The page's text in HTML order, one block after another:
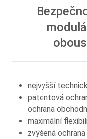
nejvyšší
patentová
ochrana
maximální
zvýšená